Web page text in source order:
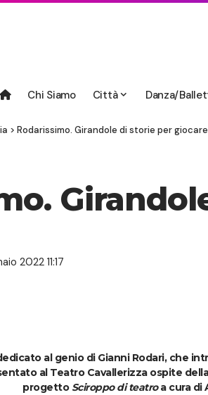
Chi Siamo Città Danza/
> Rodarissimo. Girandole di storie per giocare
2022 11:17
al genio di Gianni Rodari, che
al Teatro Cavallerizza ospite
progetto Sciroppo di teatroa cura di